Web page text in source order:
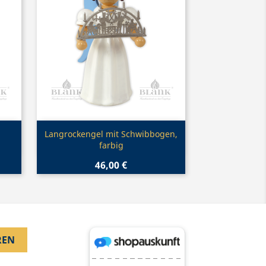
Vorschau
Langrockengel mit Schwibbogen,
farbig
46,00 €